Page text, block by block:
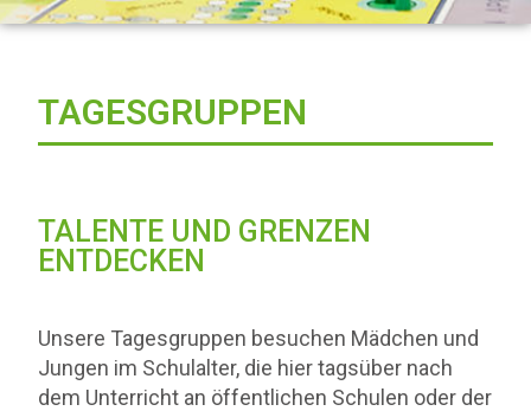
TAGESGRUPPEN
TALENTE UND GRENZEN
ENTDECKEN
Unsere Tagesgruppen besuchen Mädchen und
Jungen im Schulalter, die hier tagsüber nach
dem Unterricht an öffentlichen Schulen oder der